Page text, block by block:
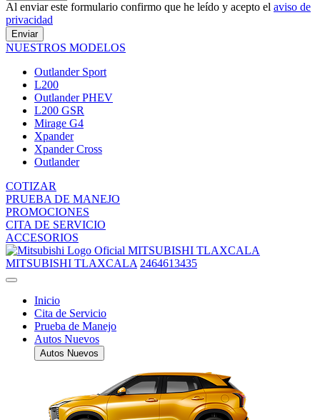
Al enviar este formulario confirmo que he leído y acepto el aviso de
privacidad
Enviar
NUESTROS MODELOS
Outlander Sport
L200
Outlander PHEV
L200 GSR
Mirage G4
Xpander
Xpander Cross
Outlander
COTIZAR
PRUEBA DE MANEJO
PROMOCIONES
CITA DE SERVICIO
ACCESORIOS
MITSUBISHI TLAXCALA
MITSUBISHI TLAXCALA 2464613435
Inicio
Cita de Servicio
Prueba de Manejo
Autos Nuevos
Autos Nuevos